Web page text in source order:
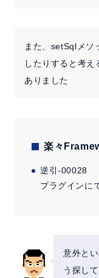
また、setSqlメソ
したりすると考
ありました
楽々
逆引-00028
プラグインに
意外と
う探し